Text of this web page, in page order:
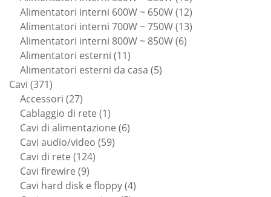
prodotti
Alimentatori interni 600W ~ 650W 1212
prodotti
Alimentatori interni 700W ~ 750W 1313
Alimentatori interni 800W ~ 850W 66
Alimentatori esterni 1111
prodotti
Alimentatori esterni da casa 55
Cavi 371371
prodotti
Accessori 2727
prodotti
Cablaggio di rete 11
prodotto
Cavi di alimentazione 66
Cavi audio/video 5959
Cavi di rete 124124
Cavi firewire 99
prodotti
Cavi hard disk e floppy 44